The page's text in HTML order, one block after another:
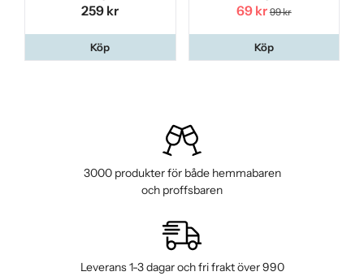
259 kr
Köp
69 kr 99 kr
Köp
3000 produkter för både hemmabaren
och proffsbaren
Leverans 1-3 dagar och fri frakt över 990